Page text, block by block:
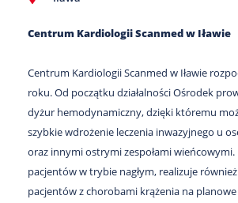
Centrum Kardiologii Scanmed w Iławie
Centrum Kardiologii Scanmed w Iławie
roku. Od początku działalności Ośrodek
dyżur hemodynamiczny, dzięki któremu
szybkie wdrożenie leczenia inwazyjnego u
oraz innymi ostrymi zespołami wieńcowymi.
pacjentów w trybie nagłym, realizuje
pacjentów z chorobami krążenia na planowe